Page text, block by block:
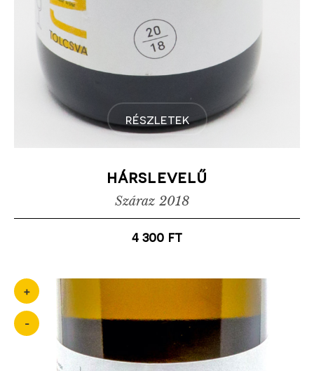
részletek
hárslevelű
Száraz 2018
4 300 ft
+
-